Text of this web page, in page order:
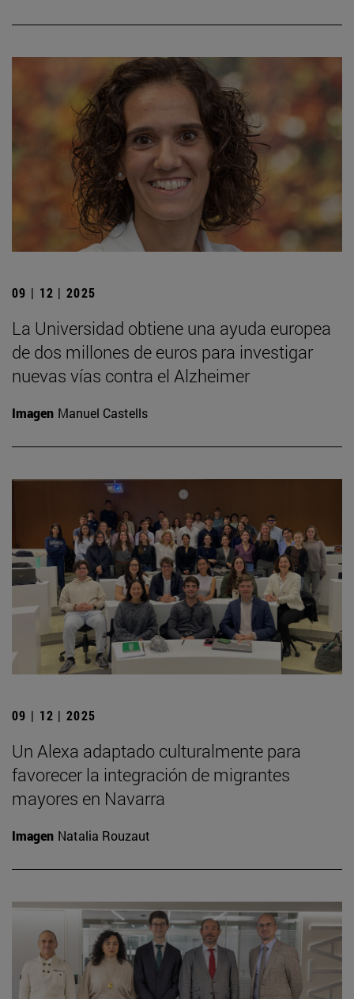
09 | 12 | 2025
La Universidad obtiene una ayuda europea
de dos millones de euros para investigar
nuevas vías contra el Alzheimer
Imagen Manuel Castells
09 | 12 | 2025
Un Alexa adaptado culturalmente para
favorecer la integración de migrantes
mayores en Navarra
Imagen Natalia Rouzaut